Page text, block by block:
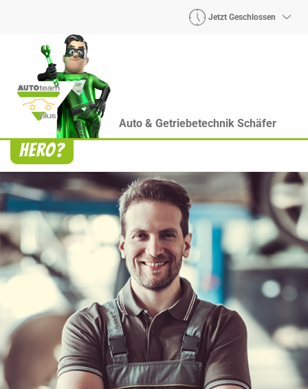
Jetzt Geschlossen
Auto & Getriebetechnik Schäfer
Heroes? Findet man bei uns!
Wie auch wir bringen Handmaker Herby, Rollin‘
Robby und Engineering Esy mit ihrer Superpower
jeden Wagen wieder auf die Bahn.
hier